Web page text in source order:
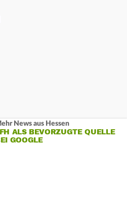
News aus Hessen
ALS BEVORZUGTE QUELLE
GOOGLE